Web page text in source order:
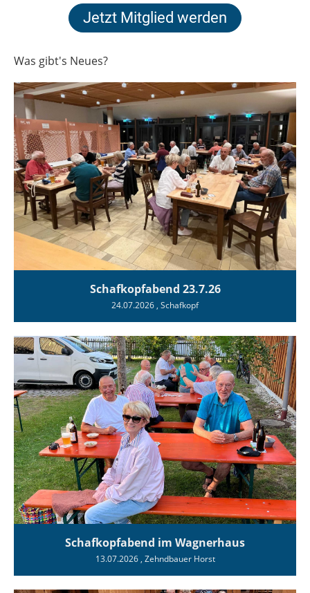
Jetzt Mitglied werden
Was gibt's Neues?
Schafkopfabend 23.7.26
24.07.2026 , Schafkopf
Schafkopfabend im Wagnerhaus
13.07.2026, Zehndbauer Horst